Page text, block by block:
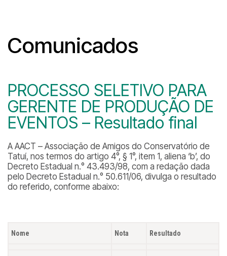
Comunicados
PROCESSO SELETIVO PARA
GERENTE DE PRODUÇÃO DE
EVENTOS – Resultado final
A AACT – Associação de Amigos do Conservatório de
Tatuí, nos termos do artigo 4°, § 1°, item 1, aliena ‘b’, do
Decreto Estadual n.° 43.493/98, com a redação dada
pelo Decreto Estadual n.° 50.611/06, divulga o resultado
do referido, conforme abaixo:
Nome Nota Resultado